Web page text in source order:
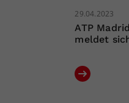
29.04.2023
ATP
meldet